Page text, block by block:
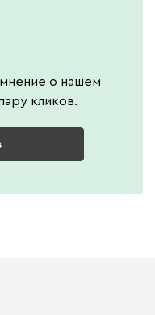
о нашем
кликов.